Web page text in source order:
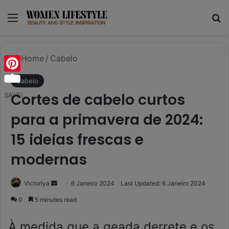
Menu
Home / Cabelo
Cabelo
Cortes de cabelo curtos
para a primavera de 2024:
15 ideias frescas e
modernas
Victoriya
Send 6 Janeiro 2024 Last Updated: 6 Janeiro 2024
0 5 minutes read
Pinterest
SAVE!